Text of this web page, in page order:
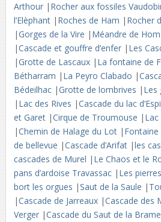
Arthour | Rocher aux fossiles
l’Elèphant | Roches de Ham | Rocher
|Gorges de la Vire | Méandre de Hom
|Cascade et gouffre d’enfer | Les
|Grotte de Lascaux | La fontaine de
Bétharram | La Peyro Clabado |
Bédeilhac |Grotte de lombrives | Les
| Lac des Rives |Cascade du lac
et Garet |Cirque de Troumouse |
|Chemin de Halage du Lot | Fontaine
de bellevue |Cascade d’Arifat |les
cascades de Murel | Le Chaos et le
pans d’ardoise Travassac | Les
bort les orgues |Saut de la Saule |
|Cascade de Jarreaux |Cascade des
Verger |Cascade du Saut de la Brame